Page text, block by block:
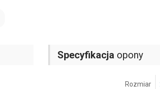
Specyfikacja opony
Rozmiar